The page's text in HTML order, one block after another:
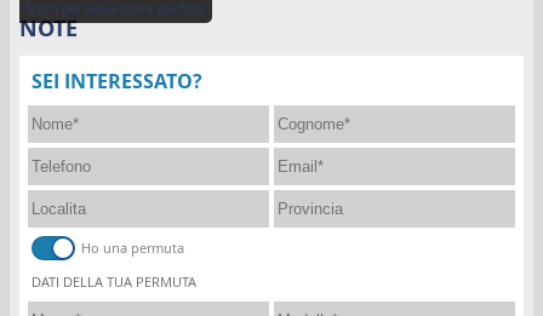
Scorri per visualizzare piú foto.
NOTE
SEI INTERESSATO?
Ho una permuta
DATI DELLA TUA PERMUTA